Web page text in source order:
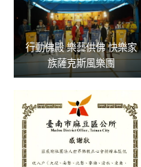
行動佛殿 樂藝供佛 快樂家
族薩克斯風樂團